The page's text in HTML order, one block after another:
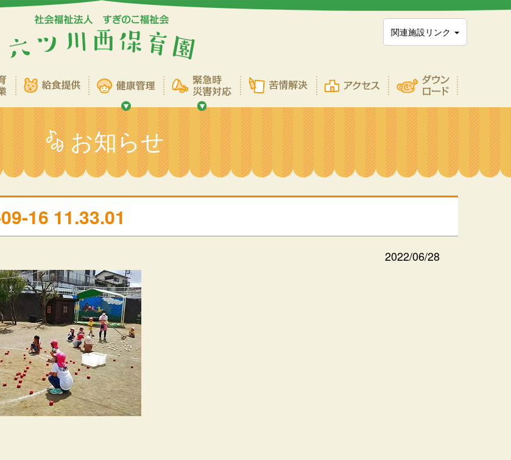
関連施設リンク
お知らせ
16 11.33.01
2022/06/28